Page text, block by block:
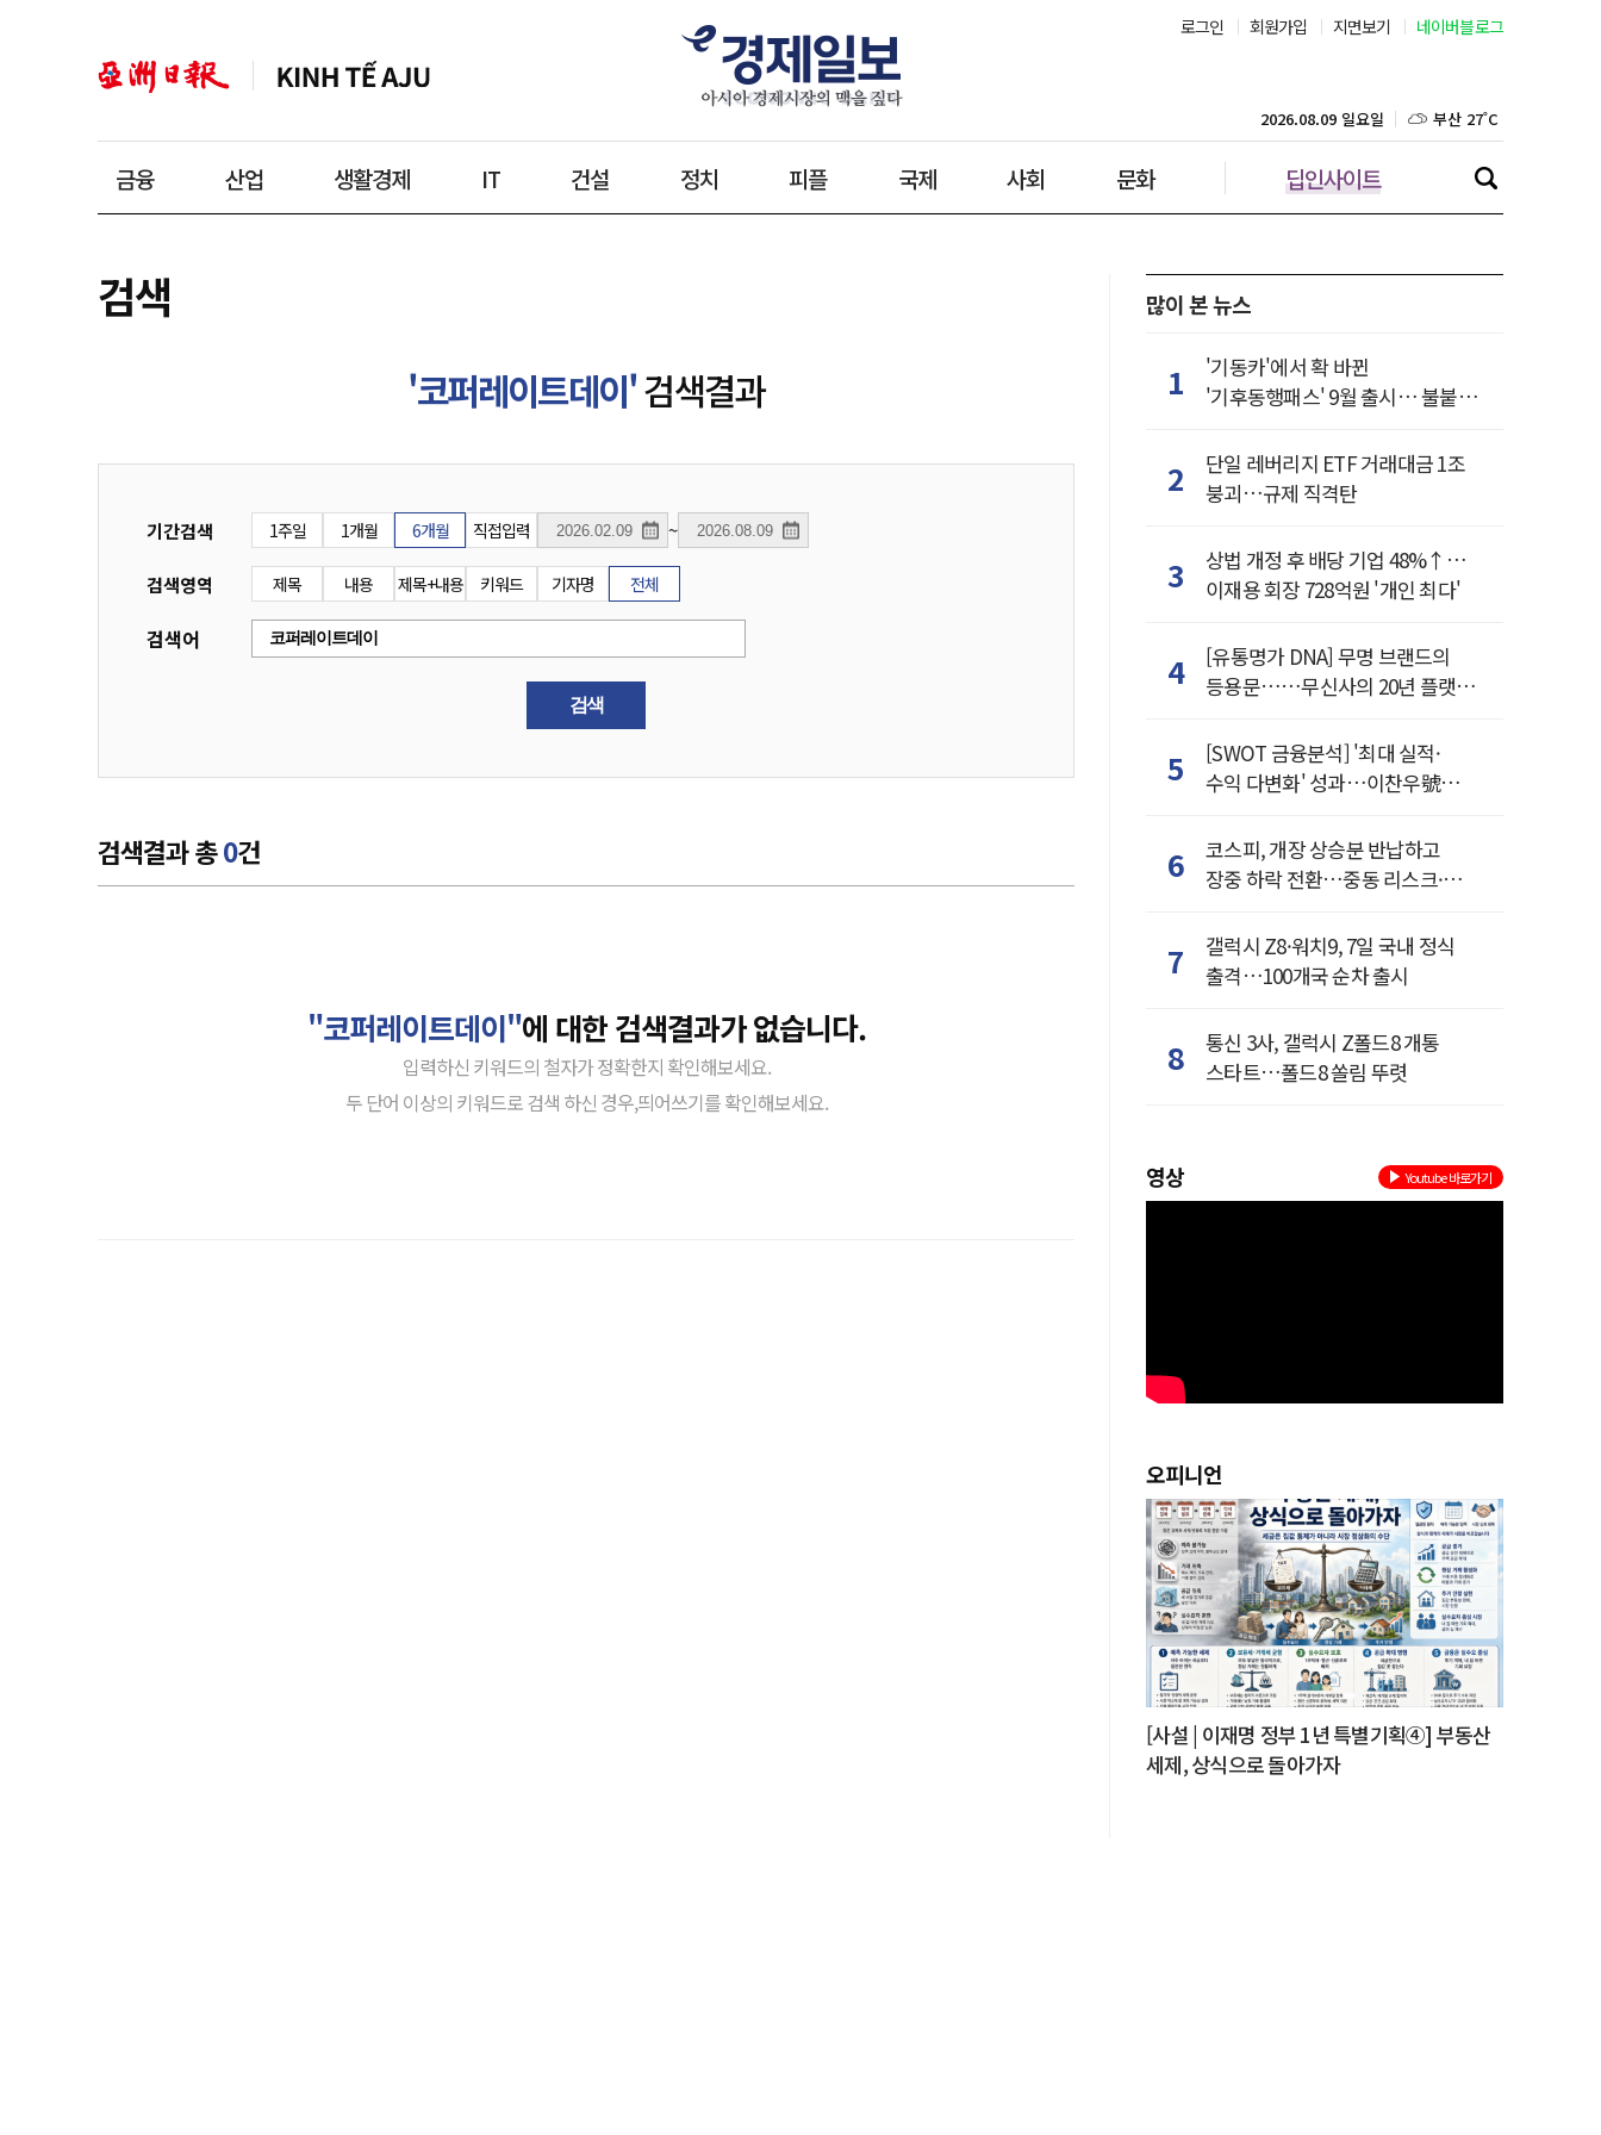
로그인 회원가입 지면보기 네이버블로그
금융 산업 생활경제 IT 건설 정치 피플 국제 사회 문화 딥인사이트
2026.08.09 일요일 대구 26˚C
인천 26˚C
제주 27˚C
검색
'코퍼레이트데이'검색결과
기간검색 1주일 1개월 6개월 직접입력 ~
검색영역 제목 내용 제목+내용 키워드 기자명 전체
검색어
검색
검색결과 총0건
"코퍼레이트데이"에 대한 검색결과가 없습니다.
입력하신 키워드의 철자가 정확한지 확인해보세요.
두 단어 이상의 키워드로 검색 하신 경우,띄어쓰기를 확인해보세요.
많이 본 뉴스
1
'기동카'에서 확 바뀐
'기후동행패스' 9월 출시… 불붙은
2
단일 레버리지 ETF 거래대금 1조
붕괴…규제 직격탄
3
상법 개정 후 배당 기업 48%↑…
이재용 회장 728억원 '개인 최다'
4
[유통명가 DNA] 무명 브랜드의
등용문……무신사의 20년 플랫폼
5
[SWOT 금융분석] '최대 실적·
수익 다변화' 성과…이찬우號
6
코스피, 개장 상승분 반납하고
장중 하락 전환…중동 리스크·美
7
갤럭시 Z8·워치9, 7일 국내 정식
출격…100개국 순차 출시
8
통신 3사, 갤럭시 Z폴드8 개통
스타트…폴드8 쏠림 뚜렷
영상 Youtube 바로가기
오피니언
[사설 | 이재명 정부 1년 특별기획④] 부동산
세제, 상식으로 돌아가자